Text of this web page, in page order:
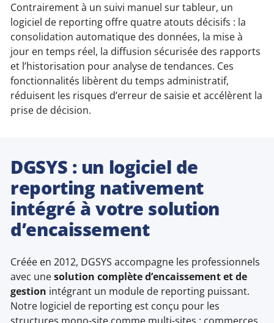
Contrairement à un suivi manuel sur tableur, un
logiciel de reporting offre quatre atouts décisifs : la
consolidation automatique des données, la mise à
jour en temps réel, la diffusion sécurisée des rapports
et l’historisation pour analyse de tendances. Ces
fonctionnalités libèrent du temps administratif,
réduisent les risques d’erreur de saisie et accélèrent la
prise de décision.
DGSYS : un logiciel de
reporting nativement
intégré à votre solution
d’encaissement
Créée en 2012, DGSYS accompagne les professionnels
avec unesolution complète d’encaissement et de
gestion intégrant un module de reporting puissant.
Notre logiciel de reporting est conçu pour les